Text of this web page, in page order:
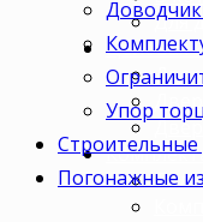
Для
Ценовая
Упор
Строительные
Погонажные